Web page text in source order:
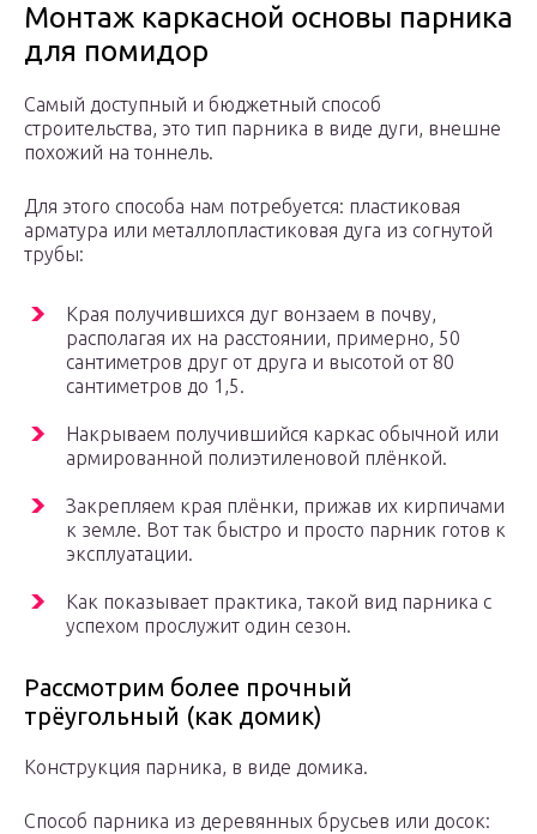
Монтаж каркасной основы парника
для помидор
Самый доступный и бюджетный способ
строительства, это тип парника в виде дуги, внешне
похожий на тоннель.
Для этого способа нам потребуется: пластиковая
арматура или металлопластиковая дуга из согнутой
трубы:
Края получившихся дуг вонзаем в почву,
располагая их на расстоянии, примерно, 50
сантиметров друг от друга и высотой от 80
сантиметров до 1,5.
Накрываем получившийся каркас обычной или
армированной полиэтиленовой плёнкой.
Закрепляем края плёнки, прижав их кирпичами
к земле. Вот так быстро и просто парник готов к
эксплуатации.
Как показывает практика, такой вид парника с
успехом прослужит один сезон.
Рассмотрим более прочный
трёугольный (как домик)
Конструкция парника, в виде домика.
Способ парника из деревянных брусьев или досок: